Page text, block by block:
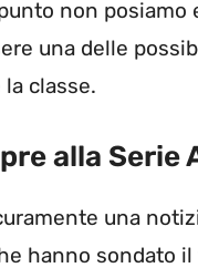
non
una delle
classe.
alla Serie
una
hanno sondato